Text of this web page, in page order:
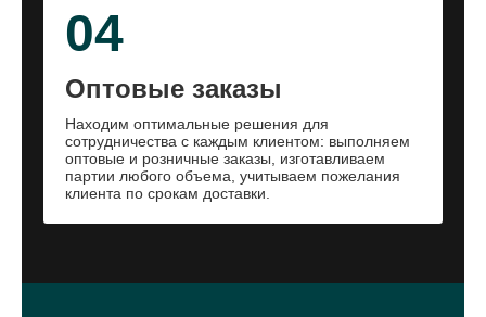
04
Оптовые заказы
Находим оптимальные решения для
сотрудничества с каждым клиентом: выполняем
оптовые и розничные заказы, изготавливаем
партии любого объема, учитываем пожелания
клиента по срокам доставки.